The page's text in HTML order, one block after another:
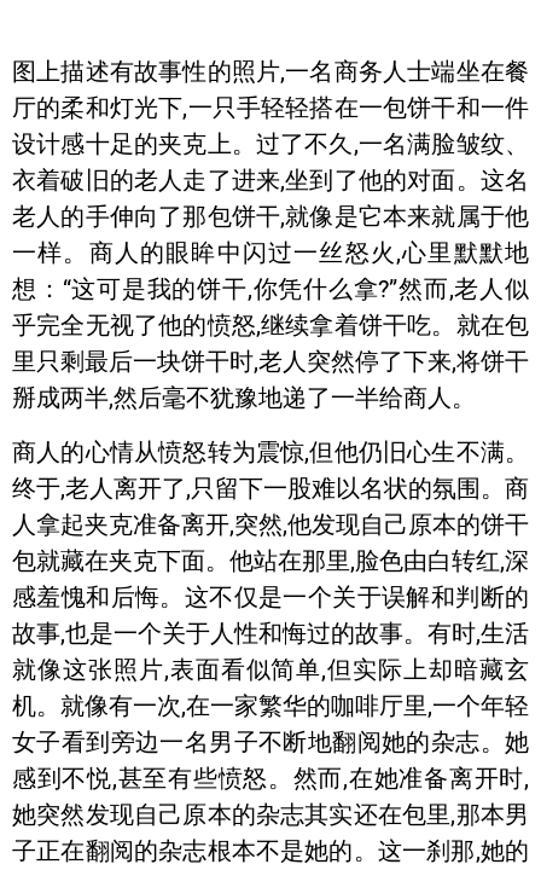
图上描述有故事性的照片,一名商务人士端坐在餐
厅的柔和灯光下,一只手轻轻搭在一包饼干和一件
设计感十足的夹克上。过了不久,一名满脸皱纹、
衣着破旧的老人走了进来,坐到了他的对面。这名
老人的手伸向了那包饼干,就像是它本来就属于他
一样。商人的眼眸中闪过一丝怒火,心里默默地
想：“这可是我的饼干,你凭什么拿?”然而,老人似
乎完全无视了他的愤怒,继续拿着饼干吃。就在包
里只剩最后一块饼干时,老人突然停了下来,将饼干
掰成两半,然后毫不犹豫地递了一半给商人。
商人的心情从愤怒转为震惊,但他仍旧心生不满。
终于,老人离开了,只留下一股难以名状的氛围。商
人拿起夹克准备离开,突然,他发现自己原本的饼干
包就藏在夹克下面。他站在那里,脸色由白转红,深
感羞愧和后悔。这不仅是一个关于误解和判断的
故事,也是一个关于人性和悔过的故事。有时,生活
就像这张照片,表面看似简单,但实际上却暗藏玄
机。就像有一次,在一家繁华的咖啡厅里,一个年轻
女子看到旁边一名男子不断地翻阅她的杂志。她
感到不悦,甚至有些愤怒。然而,在她准备离开时,
她突然发现自己原本的杂志其实还在包里,那本男
子正在翻阅的杂志根本不是她的。这一刹那,她的